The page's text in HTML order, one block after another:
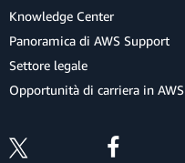
Knowledge Center
Panoramica di AWS Support
Settore legale
Opportunità di carriera in AWS